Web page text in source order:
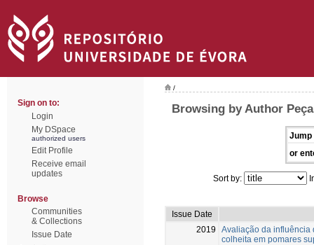
Sign on to:
Login
My DSpace
authorized users
Edit Profile
Receive email
updates
Browse
Communities
& Collections
Issue Date
/
Browsing by Author
Jump
or
Sort by:
Issue Date
2019
Avaliação da influência
colheita em pomares